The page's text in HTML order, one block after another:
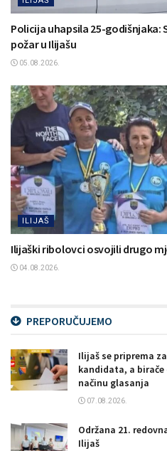
Policija uhapsila 25-godišnjaka:
požar u Ilijašu
05.08.2026.
ILIJAŠ
Ilijaški ribolovci osvojili drugo
04.08.2026.
PREPORUČUJEMO
Ilijaš se priprema
kandidata, a birače
načinu glasanja
07.08.2026.
Održana 21.
Ilijaš